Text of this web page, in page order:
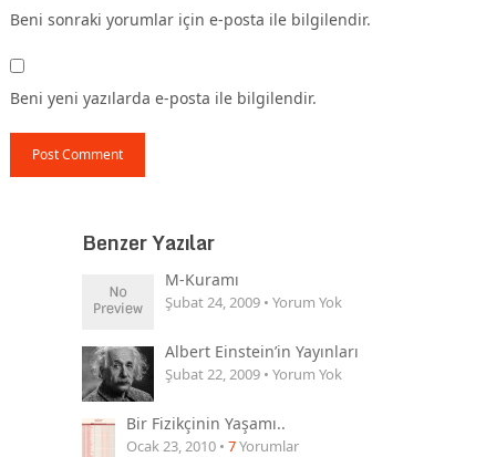
Beni sonraki yorumlar için e-posta ile bilgilendir.
Beni yeni yazılarda e-posta ile bilgilendir.
Benzer Yazılar
M-Kuramı
Şubat 24, 2009 • Yorum Yok
Albert Einstein’in Yayınları
Şubat 22, 2009 • Yorum Yok
Bir Fizikçinin Yaşamı..
Ocak 23, 2010 • 7Yorumlar